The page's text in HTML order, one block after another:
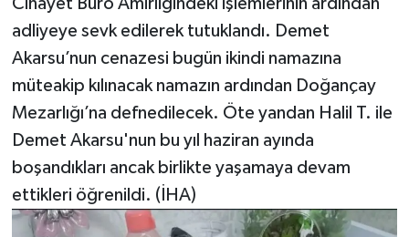
Cinayet Büro Amirliğindeki işlemlerinin ardından
adliyeye sevk edilerek tutuklandı. Demet
Akarsu’nun cenazesi bugün ikindi namazına
müteakip kılınacak namazın ardından Doğançay
Mezarlığı’na defnedilecek. Öte yandan Halil T. ile
Demet Akarsu'nun bu yıl haziran ayında
boşandıkları ancak birlikte yaşamaya devam
ettikleri öğrenildi. (İHA)